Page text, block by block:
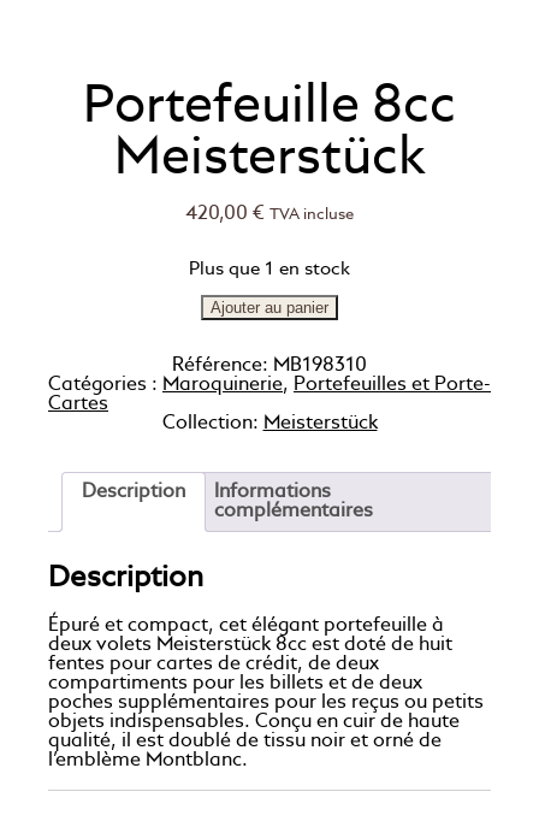
Portefeuille 8cc
Meisterstück
420,00 € TVA incluse
Plus que 1 en stock
Ajouter au panier
Référence: MB198310
Catégories : Maroquinerie, Portefeuilles et Porte-
Cartes
Collection: Meisterstück
Description
Informations
complémentaires
Description
Épuré et compact, cet élégant portefeuille à
deux volets Meisterstück 8cc est doté de huit
fentes pour cartes de crédit, de deux
compartiments pour les billets et de deux
poches supplémentaires pour les reçus ou petits
objets indispensables. Conçu en cuir de haute
qualité, il est doublé de tissu noir et orné de
l’emblème Montblanc.